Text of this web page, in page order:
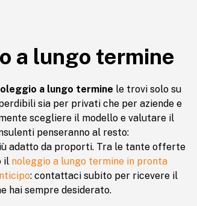
a lungo termine
a lungo termine le trovi solo su
sia per privati che per aziende e
scegliere il modello e valutare il
penseranno al resto:
adatto da proporti. Tra le tante offerte
il noleggio a lungo termine in pronta
: contattaci subito per ricevere il
hai sempre desiderato.